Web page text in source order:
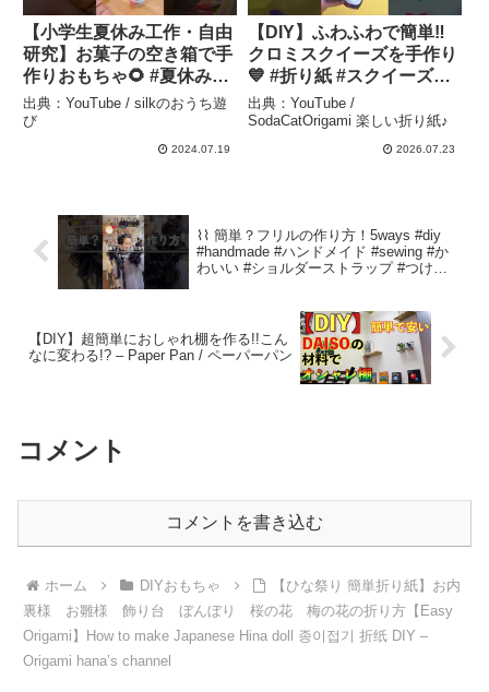
【小学生夏休み工作・自由
研究】お菓子の空き箱で手
作りおもちゃ🌻 #夏休み工
作 #自由研究 #工作 #簡単
工作 #おうち遊びたい #手
作りおもちゃ #diy – silkの
出典：YouTube / silkのおうち遊
び
2024.07.19
【DIY】ふわふわで簡単‼️
クロミスクイーズを手作り
💙 #折り紙 #スクイーズ
#origami #kuromi –
SodaCatOrigami 楽しい折
出典：YouTube /
SodaCatOrigami 楽しい折り紙♪
2026.07.23
⌇⌇ 簡単？フリルの作り方！5ways #diy
#handmade #ハンドメイド #sewing #か
わいい #ショルダーストラップ #つけ襟 #
【DIY】超簡単におしゃれ棚を作る!!こん
なに変わる!? – Paper Pan / ペーパーパン
コメント
コメントを書き込む
ホーム DIYおもちゃ
【ひな祭り 簡単折り紙】お内
裏様 お雛様 飾り台 ぼんぼり 桜の花 梅の花の折り方【Easy
Origami】How to make Japanese Hina doll 종이접기 折纸 DIY –
Origami hana’s channel